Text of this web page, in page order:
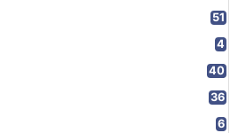
51
4
40
36
6